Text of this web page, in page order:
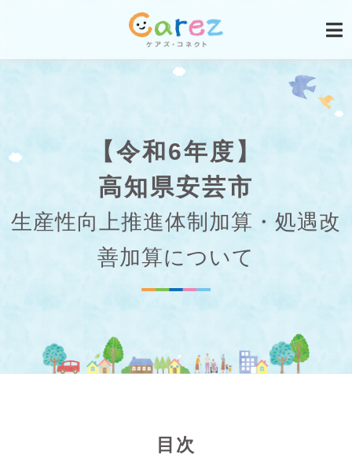
【令和6年度】
高知県安芸市
生産性向上推進体制加算・処遇改
善加算について
目次